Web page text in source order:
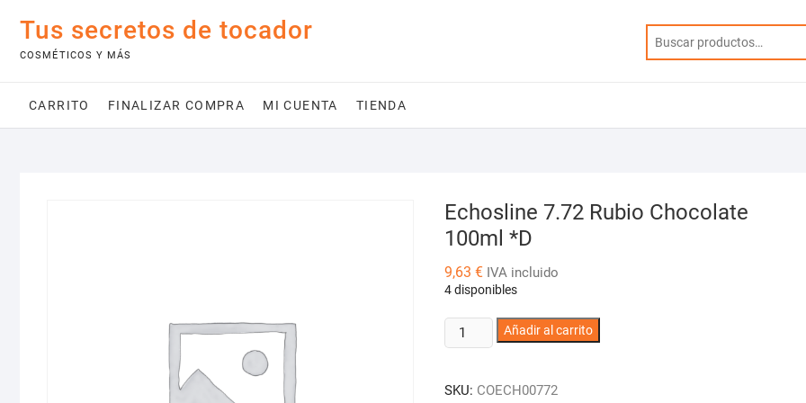
contenido
Tus secretos de tocador
COSMÉTICOS Y MÁS
CARRITO FINALIZAR COMPRA MI CUENTA TIENDA
Echosline 7.72 Rubio Chocolate
100ml *D
9,63 € IVA incluido
4 disponibles
Echosline
7.72
Chocolate
Añadir al carrito
SKU: COECH00772